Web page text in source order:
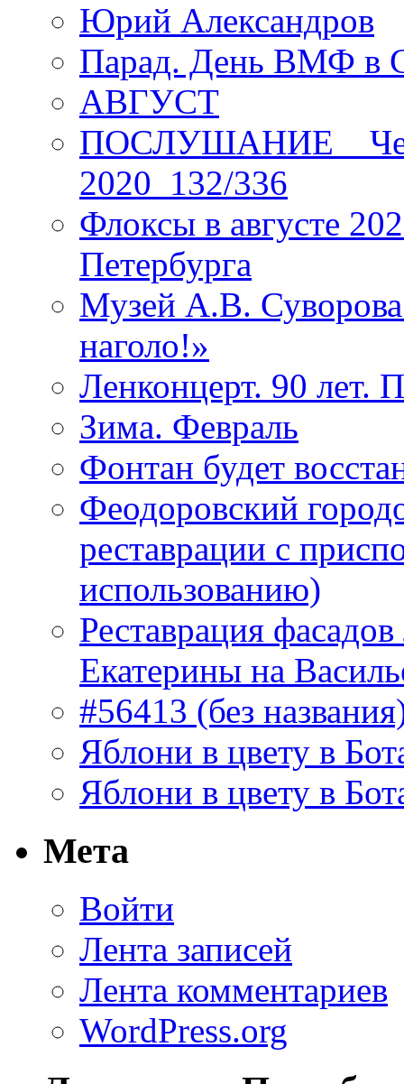
Юрий Александров
Парад. День ВМФ в
АВГУСТ
ПОСЛУШАНИЕ _
2020_132/336
Флоксы в августе
Петербурга
Музей А.В.
наголо!»
Ленконцерт. 90 лет.
Зима. Февраль
Фонтан будет
Феодоровский
реставрации с
использованию)
Реставрация
Екатерины на
#56413 (без
Яблони в цвету в
Яблони в цвету в
Мета
Войти
Лента записей
Лента комментариев
WordPress.org